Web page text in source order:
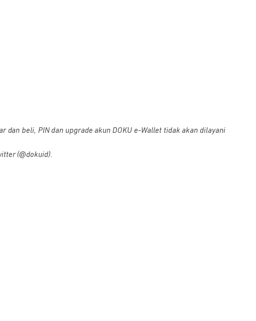
beli, PIN dan upgrade akun DOKU e-Wallet tidak akan dilayani
(@dokuid).